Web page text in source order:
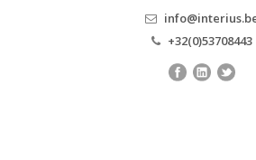
+32(0)53708443